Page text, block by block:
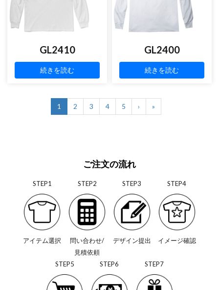
GL2410
続きを読む
GL2400
続きを読む
1 2 3 4 5 › »
ご注文の流れ
STEP1
アイテム選択
STEP2
問い合わせ/
見積依頼
STEP3
デザイン提出
STEP4
イメージ確認
STEP5 STEP6 STEP7